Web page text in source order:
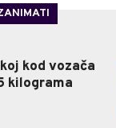
kod vozača
kilograma